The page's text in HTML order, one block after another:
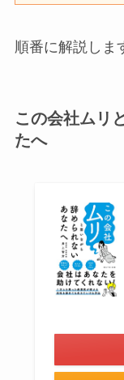
順番に解説しま
この会社ムリ
たへ